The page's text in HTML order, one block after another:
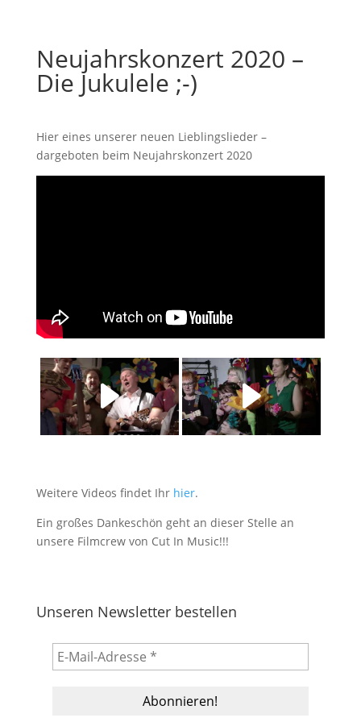
Neujahrskonzert 2020 –
Die Jukulele ;-)
Hier eines unserer neuen Lieblingslieder –
dargeboten beim Neujahrskonzert 2020
Weitere Videos findet Ihr hier.
Ein großes Dankeschön geht an dieser Stelle an
unsere Filmcrew von Cut In Music!!!
Unseren Newsletter bestellen